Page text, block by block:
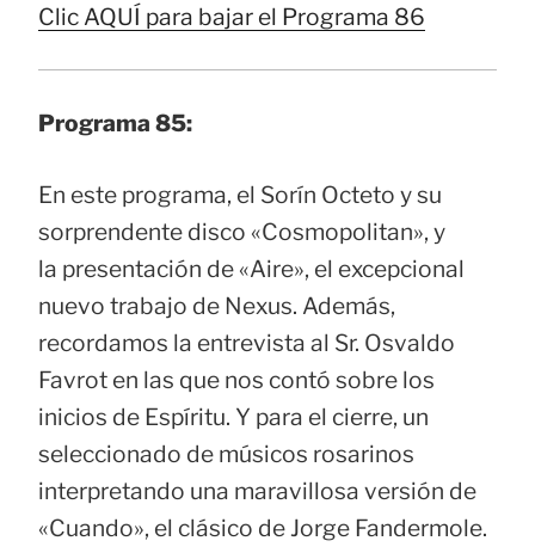
Clic AQUÍ para bajar el Programa 86
Programa 85:
En este programa, el Sorín Octeto y su
sorprendente disco «Cosmopolitan», y
la presentación de «Aire», el excepcional
nuevo trabajo de Nexus. Además,
recordamos la entrevista al Sr. Osvaldo
Favrot en las que nos contó sobre los
inicios de Espíritu. Y para el cierre, un
seleccionado de músicos rosarinos
interpretando una maravillosa versión de
«Cuando», el clásico de Jorge Fandermole.